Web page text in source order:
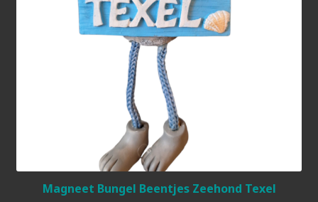
Magneet Bungel Beentjes Zeehond Texel